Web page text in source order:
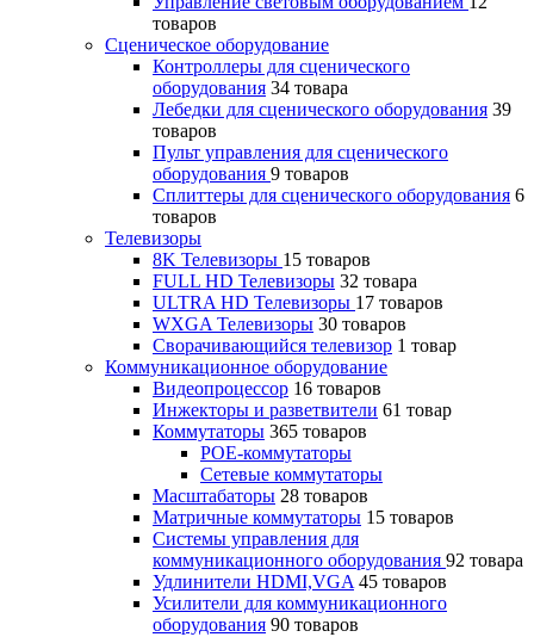
товаров
Сценическое оборудование
Контроллеры для сценического
оборудования 34 товара
Лебедки для сценического оборудования 39
товаров
Пульт управления для сценического
оборудования 9 товаров
Сплиттеры для сценического оборудования 6
товаров
Телевизоры
8K Телевизоры 15 товаров
FULL HD Телевизоры 32 товара
ULTRA HD Телевизоры 17 товаров
WXGA Телевизоры 30 товаров
Сворачивающийся телевизор 1 товар
Коммуникационное оборудование
Видеопроцессор 16 товаров
Инжекторы и разветвители 61 товар
Коммутаторы 365 товаров
POE-коммутаторы
Сетевые коммутаторы
Масштабаторы 28 товаров
Матричные коммутаторы 15 товаров
Системы управления для
коммуникационного оборудования 92 товара
Удлинители HDMI,VGA 45 товаров
Усилители для коммуникационного
оборудования 90 товаров